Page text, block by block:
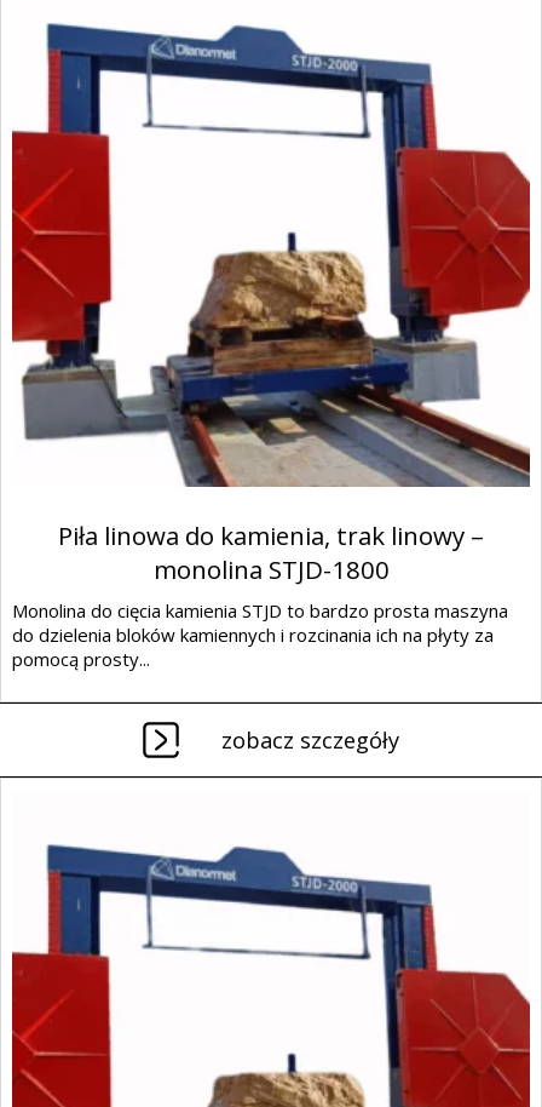
Piła linowa do kamienia, trak linowy –
monolina STJD-1800
Monolina do cięcia kamienia STJD to bardzo prosta maszyna
do dzielenia bloków kamiennych i rozcinania ich na płyty za
pomocą prosty...
zobacz szczegóły